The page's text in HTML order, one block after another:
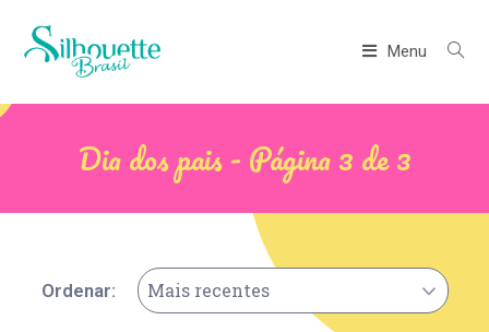
Menu
Dia dos pais - Página 3 de 3
Ordenar: Mais recentes